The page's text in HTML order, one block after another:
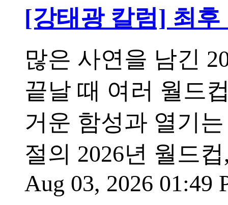
[강태광 칼럼] 최
많은 사연을 남긴
끝날 때 여러 월드
거운 함성과 열기
절의 2026년 월드
Aug 03, 2026 01:49